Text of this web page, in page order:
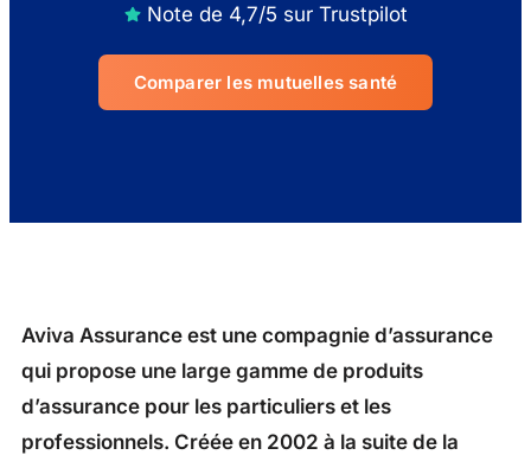
Note de 4,7/5 sur Trustpilot
Comparer les mutuelles santé
Aviva Assurance est une compagnie d’assurance
qui propose une large gamme de produits
d’assurance pour les particuliers et les
professionnels. Créée en 2002 à la suite de la